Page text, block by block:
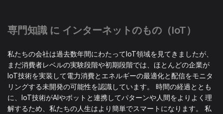
専門知識 に インターネットのもの（IoT）
私たちの会社は過去数年間にわたってIoT領域を見てきましたが、
まだ消費者レベルの実験段階や初期段階では、ほとんどの企業が
IoT技術を実装して電力消費とエネルギーの最適化と配信をモニタ
リングする未開発の可能性を認識しています。 時間の経過ととも
に、IoT技術がAIやボットと連携してパターンや人間をよりよく理
解するため、私たちの人生はより簡単でスマートになります。 私